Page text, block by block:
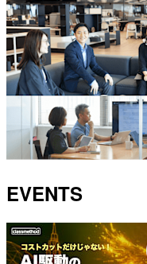
EVENTS